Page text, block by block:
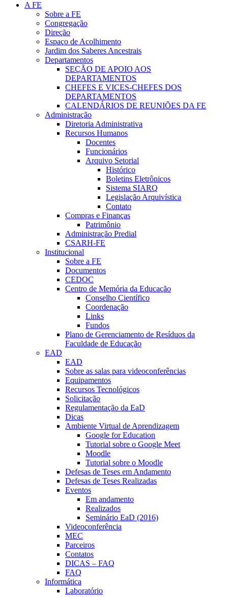
A FE
Sobre a FE
Congregação
Direção
Espaço de Acolhimento
Jardim dos Saberes Ancestrais
Departamentos
SEÇÃO DE APOIO AOS
DEPARTAMENTOS
CHEFES E VICES-CHEFES DOS
DEPARTAMENTOS
CALENDÁRIOS DE REUNIÕES DA FE
Administração
Diretoria Administrativa
Recursos Humanos
Docentes
Funcionários
Arquivo Setorial
Histórico
Boletins Eletrônicos
Sistema SIARQ
Legislação Arquivística
Contato
Compras e Finanças
Patrimônio
Administração Predial
CSARH-FE
Institucional
Sobre a FE
Documentos
CEDOC
Centro de Memória da Educação
Conselho Científico
Coordenação
Links
Fundos
Plano de Gerenciamento de Resíduos da
Faculdade de Educação
EAD
EAD
Sobre as salas para videoconferências
Equipamentos
Recursos Tecnológicos
Solicitação
Regulamentação da EaD
Dicas
Ambiente Virtual de Aprendizagem
Google for Education
Tutorial sobre o Google Meet
Moodle
Tutorial sobre o Moodle
Defesas de Teses em Andamento
Defesas de Teses Realizadas
Eventos
Em andamento
Realizados
Seminário EaD (2016)
Videoconferência
MEC
Parceiros
Contatos
DICAS – FAQ
FAQ
Informática
Laboratório